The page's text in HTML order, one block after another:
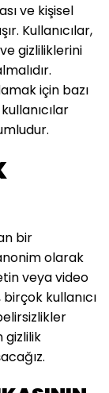
ve kişisel
Kullanıcılar,
gizliliklerini
için bazı
bir
olarak
veya video
kullanıcı
gizlilik